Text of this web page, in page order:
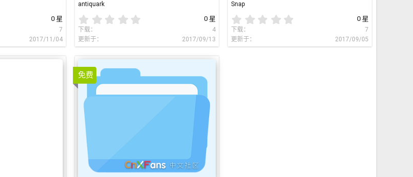
0 星
7
2017/11/04
antiquark
0
星
0 星
下载
4
更新于
2017/09/13
Snap
0
0 星
下载
7
更新于
2017/09/05
1.5.14
免费
Brivium-Tellurium 1.5.13